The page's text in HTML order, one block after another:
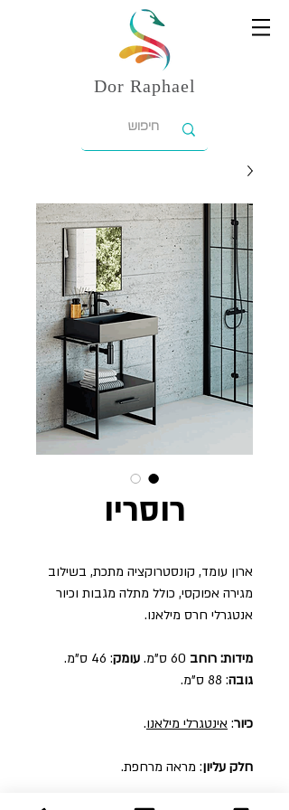
Dor Raphael
רוסריו
ארון עומד, קונסטרוקציה מתכת, בשילוב
מגירה אפוקסי, כולל מתלה מגבות וכיור
אנטגרלי חרס מילאנו.
מידות: רוחב 60 ס"מ. עומק: 46 ס"מ.
גובה: 88 ס"מ.
כיור: אינטגרלי מילאנו.
חלק עליון: מראה מרחפת.